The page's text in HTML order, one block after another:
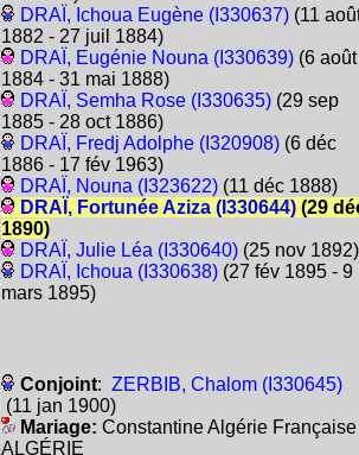
DRAÏ, Ichoua Eugène (I330637)(11
1882 - 27 juil 1884)
DRAÏ, Eugénie Nouna (I330639)(6 août
1884 - 31 mai 1888)
DRAÏ, Semha Rose (I330635)(29 sep
1885 - 28 oct 1886)
DRAÏ, Fredj Adolphe (I320908)(6 déc
1886 - 17 fév 1963)
DRAÏ, Nouna (I323622)(11 déc 1888)
DRAÏ, Fortunée Aziza (I330644)(29
1890)
DRAÏ, Julie Léa (I330640)(25 nov 1892)
DRAÏ, Ichoua (I330638)(27 fév 1895 - 9
mars 1895)
Conjoint: ZERBIB, Chalom (I330645)
(11 jan 1900)
Mariage: Constantine Algérie Française
ALGÉRIE